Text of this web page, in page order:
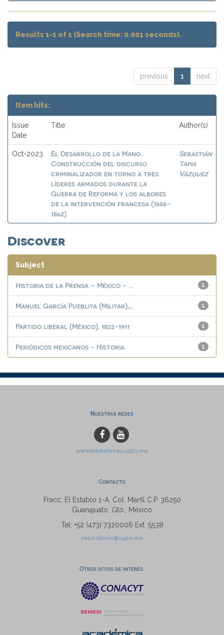
Results 1-1 of 1 (Search time: 0.001 seconds).
previous 1 next
Item hits:
Issue
Date
Title Author(s)
Oct-2023
El Desarrollo de la Mano.
Construcción del discurso
criminalizador en torno a tres
líderes armados durante la
Guerra de Reforma y los albores
de la intervención francesa (1858-
1862)
Sebastián
Tapia
Vázquez
Discover
Subject
1
Historia de la Prensa – México - ...
1
Manuel García Pueblita (Militar),...
1
Partido liberal (México), 1822-1911
1
Periódicos mexicanos - Historia
Nuestras redes
www.bibliotecas.ugto.mx
Contacto
Fracc. El Establo 1-A, Col. Marfil C.P. 36250
Guanajuato, Gto., México
Tel: +52 (473) 7320006 Ext. 5538
repositorio@ugto.mx
Otros sitios de interés: